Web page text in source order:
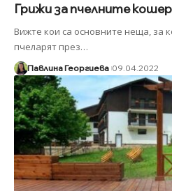
Грижи за пчелните
Вижте кои са основните неща, за
пчеларят през…
Павлина Георгиева 09.04.2022